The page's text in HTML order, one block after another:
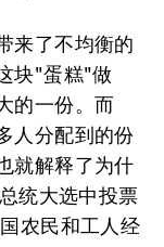
来了不均衡的
块"蛋糕"做
的一份。而
人分配到的份
就解释了为什
统大选中投票
农民和工人经